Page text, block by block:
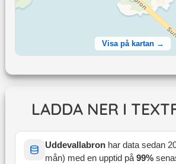
Visa på kartan →
LADDA NER I
Uddevallabronhar data sedan
mån) med en upptid på99%